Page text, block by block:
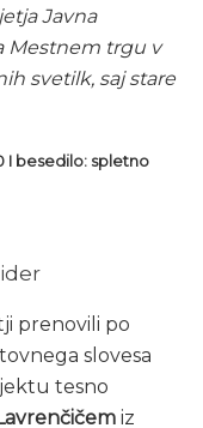
Javna
Mestnem trgu v
svetilk, saj stare
I besedilo: spletno
prenovili po
slovesa
tesno
iz